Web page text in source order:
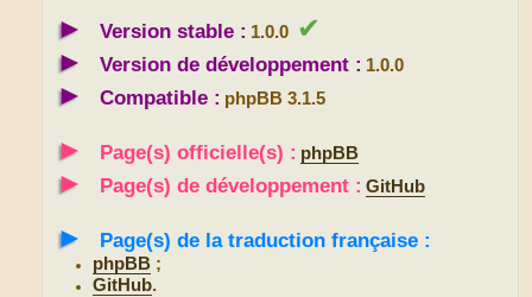
► Version stable : 1.0.0 ✔
►
Version de développement : 1.0.0
► Compatible : phpBB 3.1.5
► Page(s) officielle(s) : phpBB
► Page(s) de développement : GitHub
► Page(s) de la traduction française :
phpBB ;
GitHub.